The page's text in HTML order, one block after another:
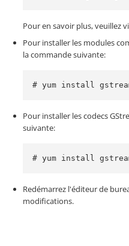
Pour en savoir plus, veuillez
Pour installer les modules
la commande suivante:
# yum install
Pour installer les codecs
suivante:
# yum install
Redémarrez l'éditeur de
modifications.